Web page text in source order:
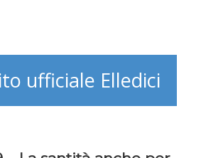
ufficiale Elledici